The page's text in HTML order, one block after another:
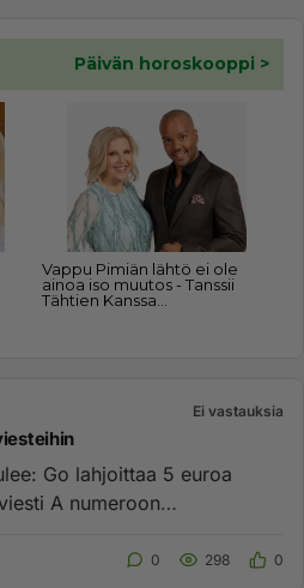
Ei vastauksia
euroa
A numeroon
0 298 0